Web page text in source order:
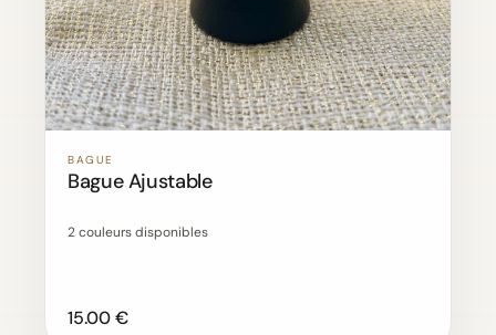
BAGUE
Bague Ajustable
2 couleurs disponibles
15.00 €